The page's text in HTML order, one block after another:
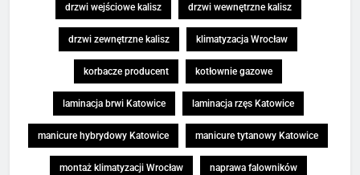
drzwi wejściowe kalisz drzwi wewnętrzne kalisz
drzwi zewnętrzne kalisz klimatyzacja Wrocław
korbacze producent kotłownie gazowe
laminacja brwi Katowice laminacja rzęs Katowice
manicure hybrydowy Katowice manicure tytanowy Katowice
montaż klimatyzacji Wrocław naprawa falowników